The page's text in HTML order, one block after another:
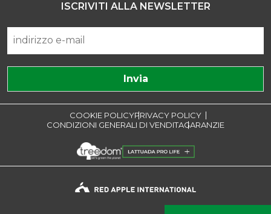
ISCRIVITI ALLA NEWSLETTER
COOKIE POLICYPRIVACY POLICY
CONDIZIONI GENERALI DI VENDITAGARANZIE